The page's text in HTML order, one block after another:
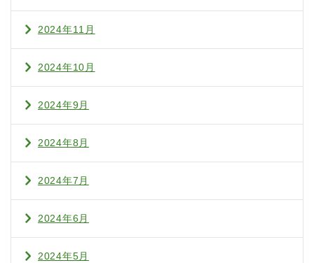
2024年11月
2024年10月
2024年9月
2024年8月
2024年7月
2024年6月
2024年5月